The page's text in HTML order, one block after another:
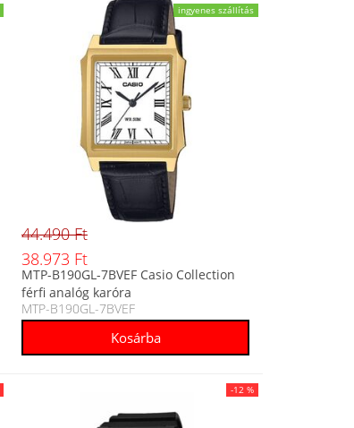
ingyenes szállítás
44.490 Ft
38.973 Ft
MTP-B190GL-7BVEF Casio Collection
férfi analóg karóra
MTP-B190GL-7BVEF
-12 %